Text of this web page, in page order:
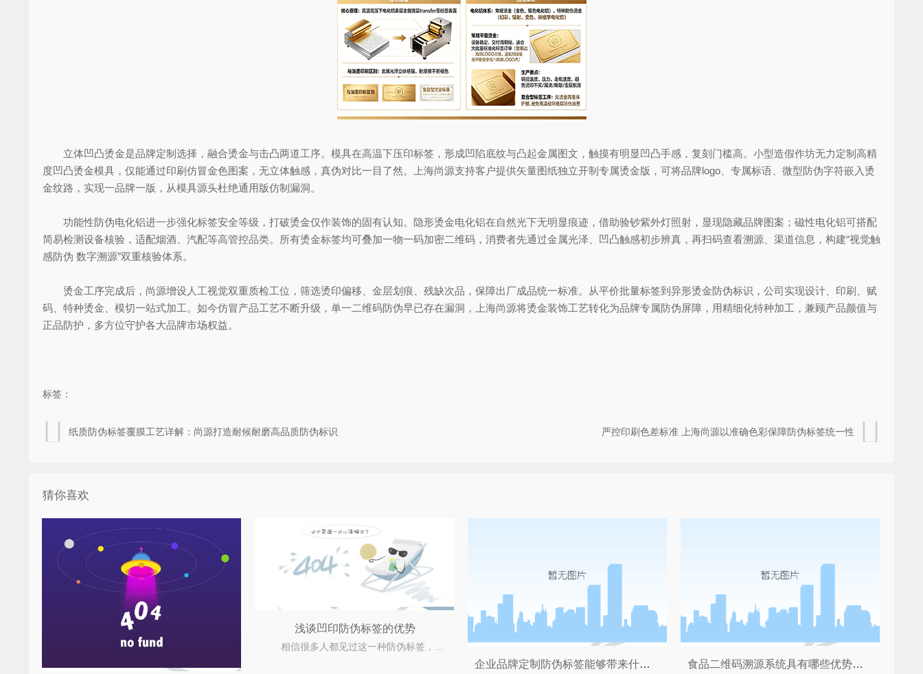
立体凹凸烫金是品牌定制选择，融合烫金与击凸两道工序。模具在高温下压印标签，形成凹陷底纹与凸起金属图文，触摸有明显凹凸手感，复刻门槛高。小型造假作坊无力定制高精
度凹凸烫金模具，仅能通过印刷仿冒金色图案，无立体触感，真伪对比一目了然。上海尚源支持客户提供矢量图纸独立开制专属烫金版，可将品牌logo、专属标语、微型防伪字符嵌入烫
金纹路，实现一品牌一版，从模具源头杜绝通用版仿制漏洞。
功能性防伪电化铝进一步强化标签安全等级，打破烫金仅作装饰的固有认知。隐形烫金电化铝在自然光下无明显痕迹，借助验钞紫外灯照射，显现隐藏品牌图案；磁性电化铝可搭配
简易检测设备核验，适配烟酒、汽配等高管控品类。所有烫金标签均可叠加一物一码加密二维码，消费者先通过金属光泽、凹凸触感初步辨真，再扫码查看溯源、渠道信息，构建“视觉触
感防伪 数字溯源”双重核验体系。
烫金工序完成后，尚源增设人工视觉双重质检工位，筛选烫印偏移、金层划痕、残缺次品，保障出厂成品统一标准。从平价批量标签到异形烫金防伪标识，公司实现设计、印刷、赋
码、特种烫金、模切一站式加工。如今仿冒产品工艺不断升级，单一二维码防伪早已存在漏洞，上海尚源将烫金装饰工艺转化为品牌专属防伪屏障，用精细化特种加工，兼顾产品颜值与
正品防护，多方位守护各大品牌市场权益。
标签：
纸质防伪标签覆膜工艺详解：尚源打造耐候耐磨高品质防伪标识 严控印刷色差标准 上海尚源以准确色彩保障防伪标签统一性
猜你喜欢
浅谈凹印防伪标签的优势
相信很多人都见过这一种防伪标签，它的图文有些凹凸不平，不用担心这不是假冒的防伪标签，它是我们
企业品牌定制防伪标签能够带来什么好处吗？ 食品二维码溯源系统具有哪些优势功能？具有哪些优势功能？